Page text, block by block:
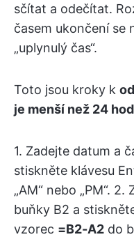
sčítat a odečítat.
časem ukončení se
„uplynulý čas“.
Toto jsou kroky k
je menší než 24
1. Zadejte datum a
stiskněte klávesu
„AM“ nebo „PM“.
buňky B2 a
vzorec =B2-A2 do